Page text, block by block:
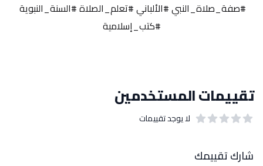
#كتب_إسلامية
تقييمات المستخدمين
لا يوجد تقييمات
شارك تقييمك